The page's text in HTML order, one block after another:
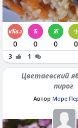
0 0 0 0
3 1
Цветаевский яблочный
пирог
Автор Море